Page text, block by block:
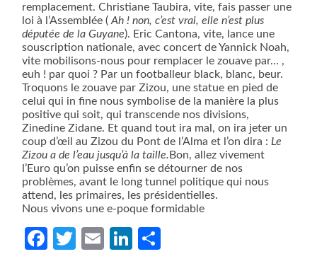
remplacement. Christiane Taubira, vite, fais passer une
loi à l’Assemblée (Ah ! non, c’est vrai, elle n’est plus
députée de la Guyane). Eric Cantona, vite, lance une
souscription nationale, avec concert de Yannick Noah,
vite mobilisons-nous pour remplacer le zouave par… ,
euh ! par quoi ? Par un footballeur black, blanc, beur.
Troquons le zouave par Zizou, une statue en pied de
celui qui in fine nous symbolise de la manière la plus
positive qui soit, qui transcende nos divisions,
Zinedine Zidane. Et quand tout ira mal, on ira jeter un
coup d’œil au Zizou du Pont de l’Alma et l’on dira : Le
Zizou a de l’eau jusqu’à la taille.Bon, allez vivement
l’Euro qu’on puisse enfin se détourner de nos
problèmes, avant le long tunnel politique qui nous
attend, les primaires, les présidentielles.
Nous vivons une e-poque formidable
Facebook
Twitter
EmailLinkedIn